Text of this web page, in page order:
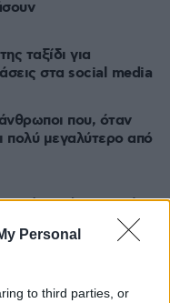
Personal
to third parties, or
ταξίδι για
στα social media
που, όταν
πολύ μεγαλύτερο από
πέρασαν τόνο